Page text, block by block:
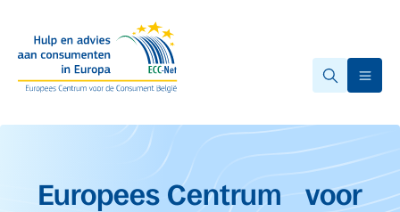
Start van de hoofdinhoud
Europees Centrum voor